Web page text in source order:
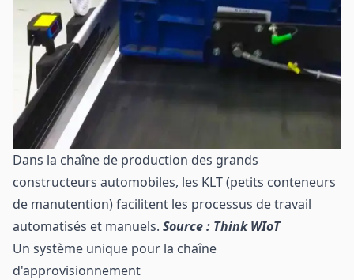
Dans la chaîne de production des grands
constructeurs automobiles, les KLT (petits conteneurs
de manutention) facilitent les processus de travail
automatisés et manuels. Source : Think WIoT
Un système unique pour la chaîne
d'approvisionnement